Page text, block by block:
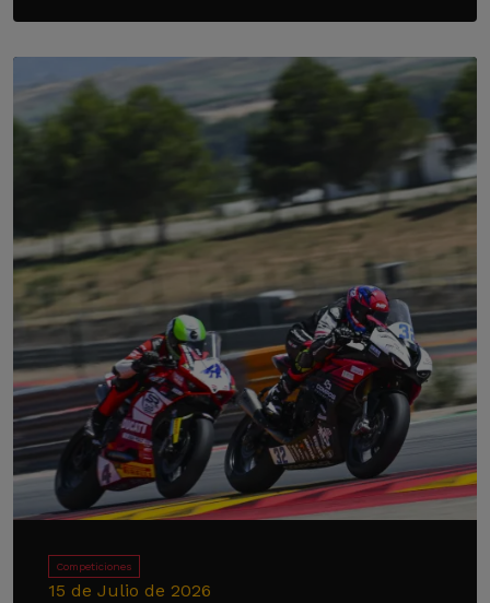
Competiciones
15 de Julio de 2026